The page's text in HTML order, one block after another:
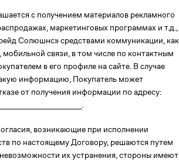
с получением материалов рекламного
маркетинговых программах и т.д.,
Солюшнс» средствами коммуникации, как
мобильной связи, в том числе по контактным
в его профиле на сайте. В случае
информацию, Покупатель может
от получения информации по адресу:
возникающие при исполнении
по настоящему Договору, решаются путем
их устранения, стороны имеют